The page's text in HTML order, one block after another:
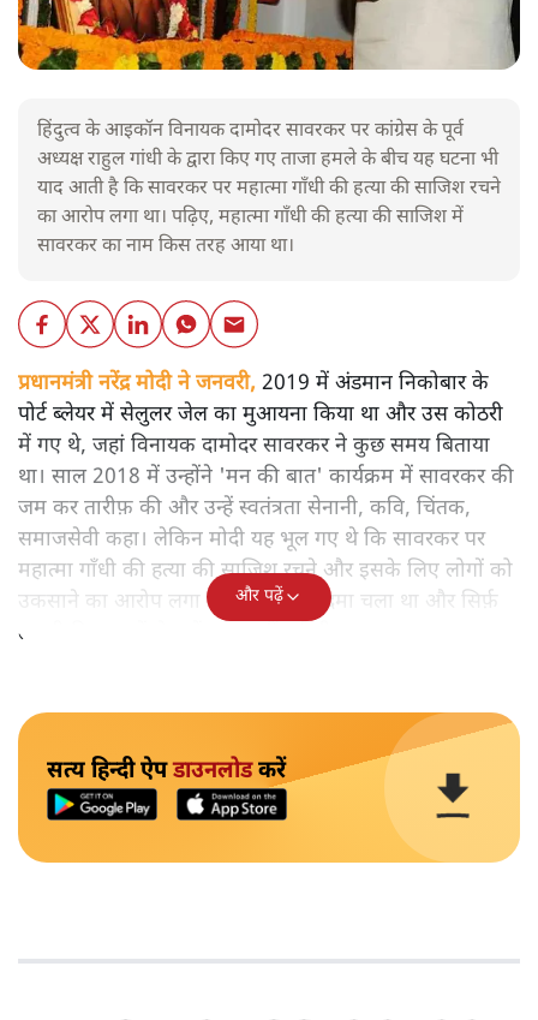
हिंदुत्व के आइकॉन विनायक दामोदर सावरकर पर कांग्रेस के पूर्व
अध्यक्ष राहुल गांधी के द्वारा किए गए ताजा हमले के बीच यह घटना भी
याद आती है कि सावरकर पर महात्मा गाँधी की हत्या की साजिश रचने
का आरोप लगा था। पढ़िए, महात्मा गाँधी की हत्या की साजिश में
सावरकर का नाम किस तरह आया था।
प्रधानमंत्री नरेंद्र मोदी ने जनवरी, 2019 में अंडमान निकोबार के
पोर्ट ब्लेयर में सेलुलर जेल का मुआयना किया था और उस कोठरी
में गए थे, जहां विनायक दामोदर सावरकर ने कुछ समय बिताया
था। साल 2018 में उन्होंने 'मन की बात' कार्यक्रम में सावरकर की
जम कर तारीफ़ की और उन्हें स्वतंत्रता सेनानी, कवि, चिंतक,
समाजसेवी कहा। लेकिन मोदी यह भूल गए थे कि सावरकर पर
महात्मा गाँधी की हत्या की साजिश रचने और इसके लिए लोगों को
उकसाने का आरोप लगा था, उन पर मुक़दमा चला था और सिर्फ़
तकनीकी कारणों से उन्हें सज़ा नहीं हुई थी।
और पढ़ें
सत्य हिन्दी ऐपडाउनलोडकरें